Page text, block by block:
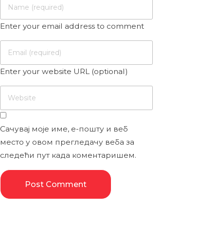
Enter your email address to comment
Enter your website URL (optional)
Сачувај моје име, е-пошту и веб
место у овом прегледачу веба за
следећи пут када коментаришем.